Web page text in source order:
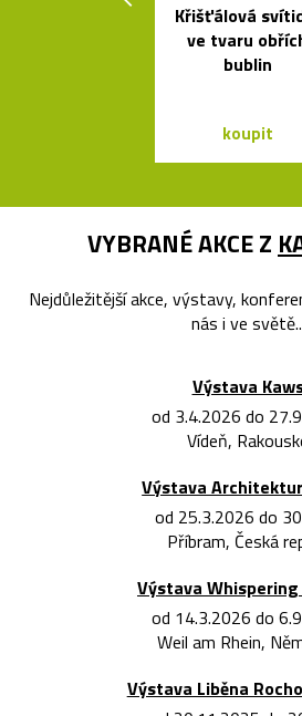
Křišťálová
ve tvaru
bublin
koupit
VYBRANÉ AKCE Z
Nejdůležitější akce, výstavy,
nás i ve
Výstava
od 3.4.2026 do
Vídeň,
Výstava
od 25.3.2026 do
Příbram, Česká
Výstava
od 14.3.2026 do
Weil am Rhein,
Výstava Liběna